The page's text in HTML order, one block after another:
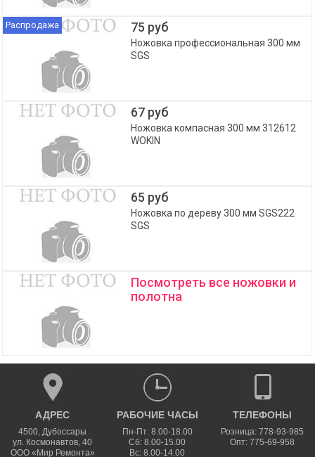
Распродажа 75 руб
Ножовка профессиональная 300 мм
SGS
67 руб
Ножовка компасная 300 мм 312612
WOKIN
65 руб
Ножовка по дереву 300 мм SGS222
SGS
Посмотреть все ножовки и
полотна
АДРЕС
4500,Дубоссары
ул. Космонавтов, 40
ООО «Мир Ремонта»
РАБОЧИЕ ЧАСЫ
Пн-Пт: 8.00-18.00
Сб: 8.00-15.00
Вс: 8.00-14.00
ТЕЛЕФОНЫ
Розница: 778-93-985
Опт: 775-69-958